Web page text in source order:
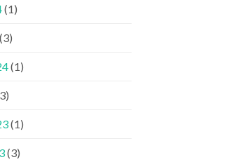
(1)
(3)
(1)
(1)
(3)